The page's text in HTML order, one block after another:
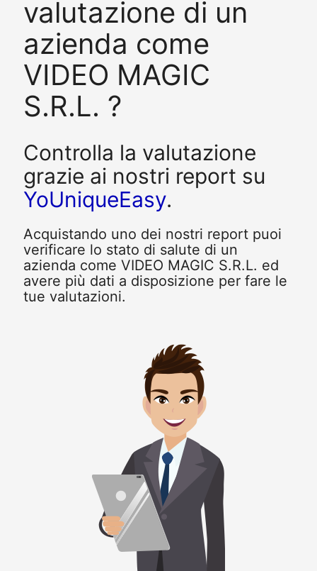
valutazione di un
azienda come
VIDEO MAGIC
S.R.L. ?
Controlla la valutazione
grazie ai nostri report su
YoUniqueEasy.
Acquistando uno dei nostri report puoi
verificare lo stato di salute di un
azienda come VIDEO MAGIC S.R.L. ed
avere più dati a disposizione per fare le
tue valutazioni.